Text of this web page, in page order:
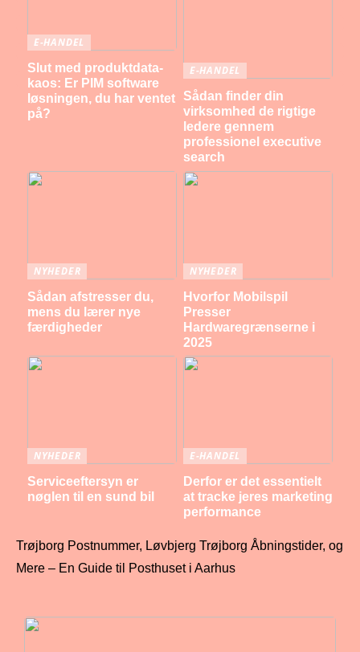
E-HANDEL
Slut med produktdata-
kaos: Er PIM software
løsningen, du har ventet
på?
E-HANDEL
Sådan finder din
virksomhed de rigtige
ledere gennem
professionel executive
search
NYHEDER
Sådan afstresser du,
mens du lærer nye
færdigheder
NYHEDER
Hvorfor Mobilspil
Presser
Hardwaregrænserne i
2025
NYHEDER
Serviceeftersyn er
nøglen til en sund bil
E-HANDEL
Derfor er det essentielt
at tracke jeres marketing
performance
Trøjborg Postnummer, Løvbjerg Trøjborg Åbningstider, og
Mere – En Guide til Posthuset i Aarhus